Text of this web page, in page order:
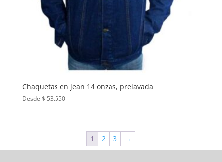
Chaquetas en jean 14 onzas, prelavada
Desde $ 53.550
1 2 3 →